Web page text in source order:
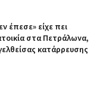
έπεσε» είχε πει
στα Πετράλωνα,
κατάρρευσης